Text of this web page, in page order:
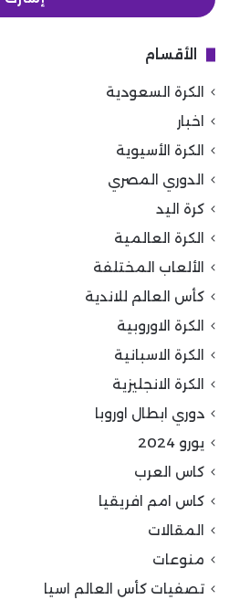
الأقسام
الكرة السعودية
اخبار
الكرة الأسيوية
الدوري المصري
كرة اليد
الكرة العالمية
الألعاب المختلفة
كأس العالم للاندية
الكرة الاوروبية
الكرة الاسبانية
الكرة الانجليزية
دوري ابطال اوروبا
يورو 2024
كاس العرب
كاس امم افريقيا
المقالات
منوعات
تصفيات كأس العالم اسيا